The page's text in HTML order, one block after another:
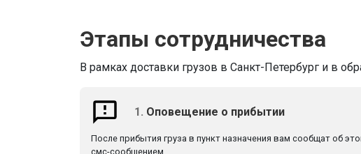
Этапы сотрудничества
В рамках доставки грузов в Санкт-Петербург и в
1. Оповещение о прибытии
После прибытия груза в пункт назначения вам сообщат об
смс-сообщением.